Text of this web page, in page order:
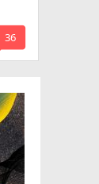
mode_comment
36